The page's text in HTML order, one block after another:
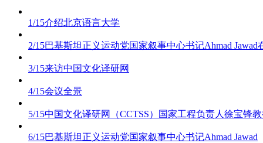
1/15介绍北京语言大学
2/15巴基斯坦正义运动党国家叙事中心书记Ahmad Jawad
3/15来访中国文化译研网
4/15会议全景
5/15中国文化译研网（CCTSS）国家工程负责人徐宝锋
6/15巴基斯坦正义运动党国家叙事中心书记Ahmad Jawad